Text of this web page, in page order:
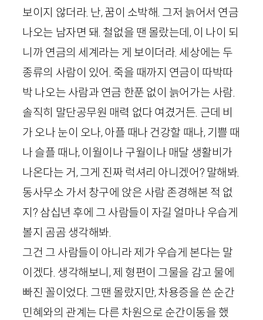
보이지 않더라. 난, 꿈이 소박해. 그저 늙어서 연금
나오는 남자면 돼. 철없을 땐 몰랐는데, 이 나이 되
니까 연금의 세계라는 게 보이더라. 세상에는 두
종류의 사람이 있어. 죽을 때까지 연금이 따박따
박 나오는 사람과 연금 한푼 없이 늙어가는 사람.
솔직히 말단공무원 매력 없다 여겼거든. 근데 비
가 오나 눈이 오나, 아플 때나 건강할 때나, 기쁠 때
나 슬플 때나, 이월이나 구월이나 매달 생활비가
나온다는 거, 그게 진짜 럭셔리 아니겠어? 말해봐.
동사무소 가서 창구에 앉은 사람 존경해본 적 없
지? 삼십년 후에 그 사람들이 자길 얼마나 우습게
볼지 곰곰 생각해봐.
그건 그 사람들이 아니라 제가 우습게 본다는 말
이겠다. 생각해보니, 제 형편이 그물을 감고 물에
빠진 꼴이었다. 그땐 몰랐지만, 차용증을 쓴 순간
민혜와의 관계는 다른 차원으로 순간이동을 했